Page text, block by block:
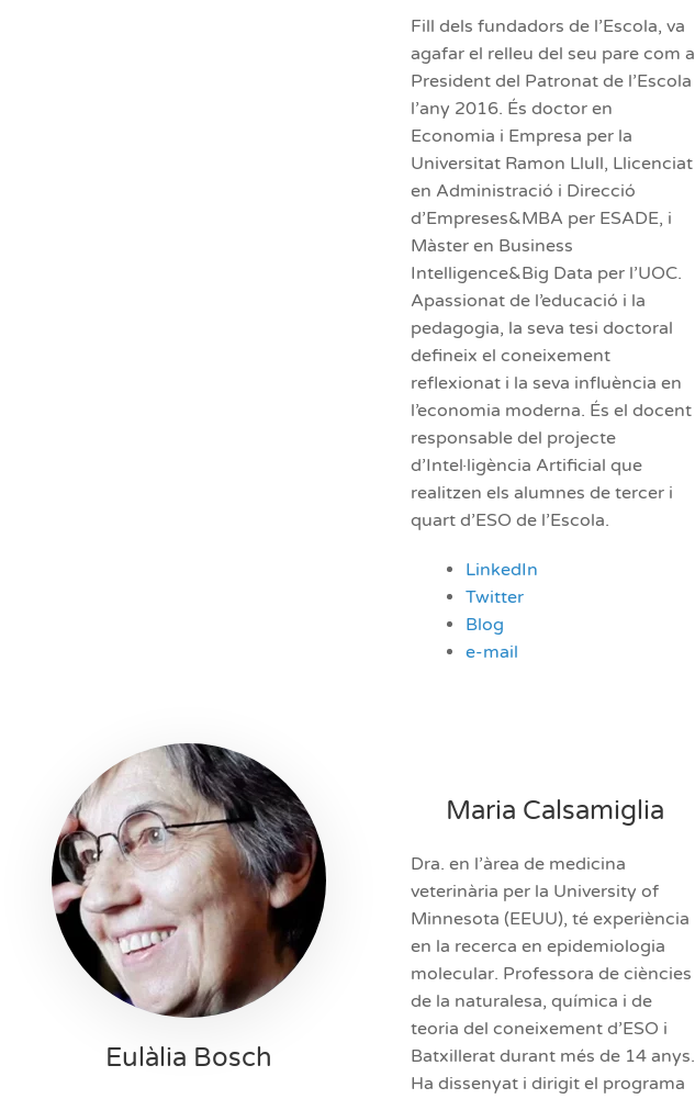
Fill dels fundadors de l’Escola, va
agafar el relleu del seu pare com a
President del Patronat de l’Escola
l’any 2016. És doctor en
Economia i Empresa per la
Universitat Ramon Llull, Llicenciat
en Administració i Direcció
d’Empreses&MBA per ESADE, i
Màster en Business
Intelligence&Big Data per l’UOC.
Apassionat de l’educació i la
pedagogia, la seva tesi doctoral
defineix el coneixement
reflexionat i la seva influència en
l’economia moderna. És el docent
responsable del projecte
d’Intel·ligència Artificial que
realitzen els alumnes de tercer i
quart d’ESO de l’Escola.
LinkedIn
Twitter
Blog
e-mail
Eulàlia Bosch
Maria Calsamiglia
Dra. en l’àrea de medicina
veterinària per la University of
Minnesota (EEUU), té experiència
en la recerca en epidemiologia
molecular. Professora de ciències
de la naturalesa, química i de
teoria del coneixement d’ESO i
Batxillerat durant més de 14 anys.
Ha dissenyat i dirigit el programa